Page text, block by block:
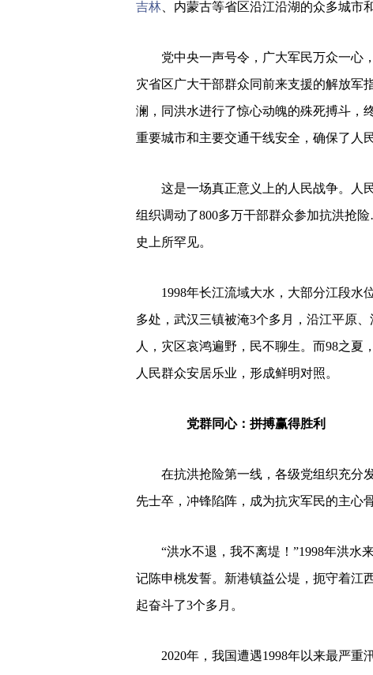
吉林 、内蒙古等省区沿江沿湖的众多城市
党中央一声号令，广大军民万众一心
灾省区广大干部群众同前来支援的解放军
澜，同洪水进行了惊心动魄的殊死搏斗，
重要城市和主要交通干线安全，确保了人
这是一场真正意义上的人民战争。人
组织调动了800多万干部群众参加抗洪抢
史上所罕见。
1998年长江流域大水，大部分江段水
多处，武汉三镇被淹3个多月，沿江平原
人，灾区哀鸿遍野，民不聊生。而98之夏，
人民群众安居乐业，形成鲜明对照。
党群同心：拼搏赢得胜利
在抗洪抢险第一线，各级党组织充分
先士卒，冲锋陷阵，成为抗灾军民的主心骨
“洪水不退，我不离堤！”1998年洪水
记陈申桃发誓。新港镇益公堤，扼守着江
起奋斗了3个多月。
2020年，我国遭遇1998年以来最严